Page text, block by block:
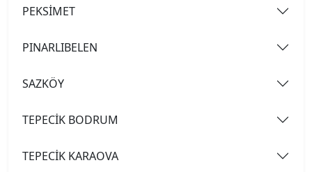
PEKSİMET
PINARLIBELEN
SAZKÖY
TEPECİK BODRUM
TEPECİK KARAOVA